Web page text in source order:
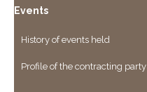
Events
History of events held
Profile of the contracting party